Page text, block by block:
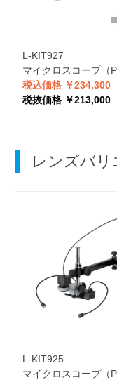
L-KIT927
マイクロスコープ（
税込価格 ￥234,300
税抜価格 ￥213,000
レンズバリ
L-KIT925
マイクロスコープ（